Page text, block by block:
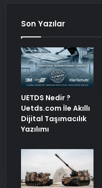
Son Yazılar
UETDS Nedir ?
Uetds.com İle Akıllı
Dijital Taşımacılık
Yazılımı